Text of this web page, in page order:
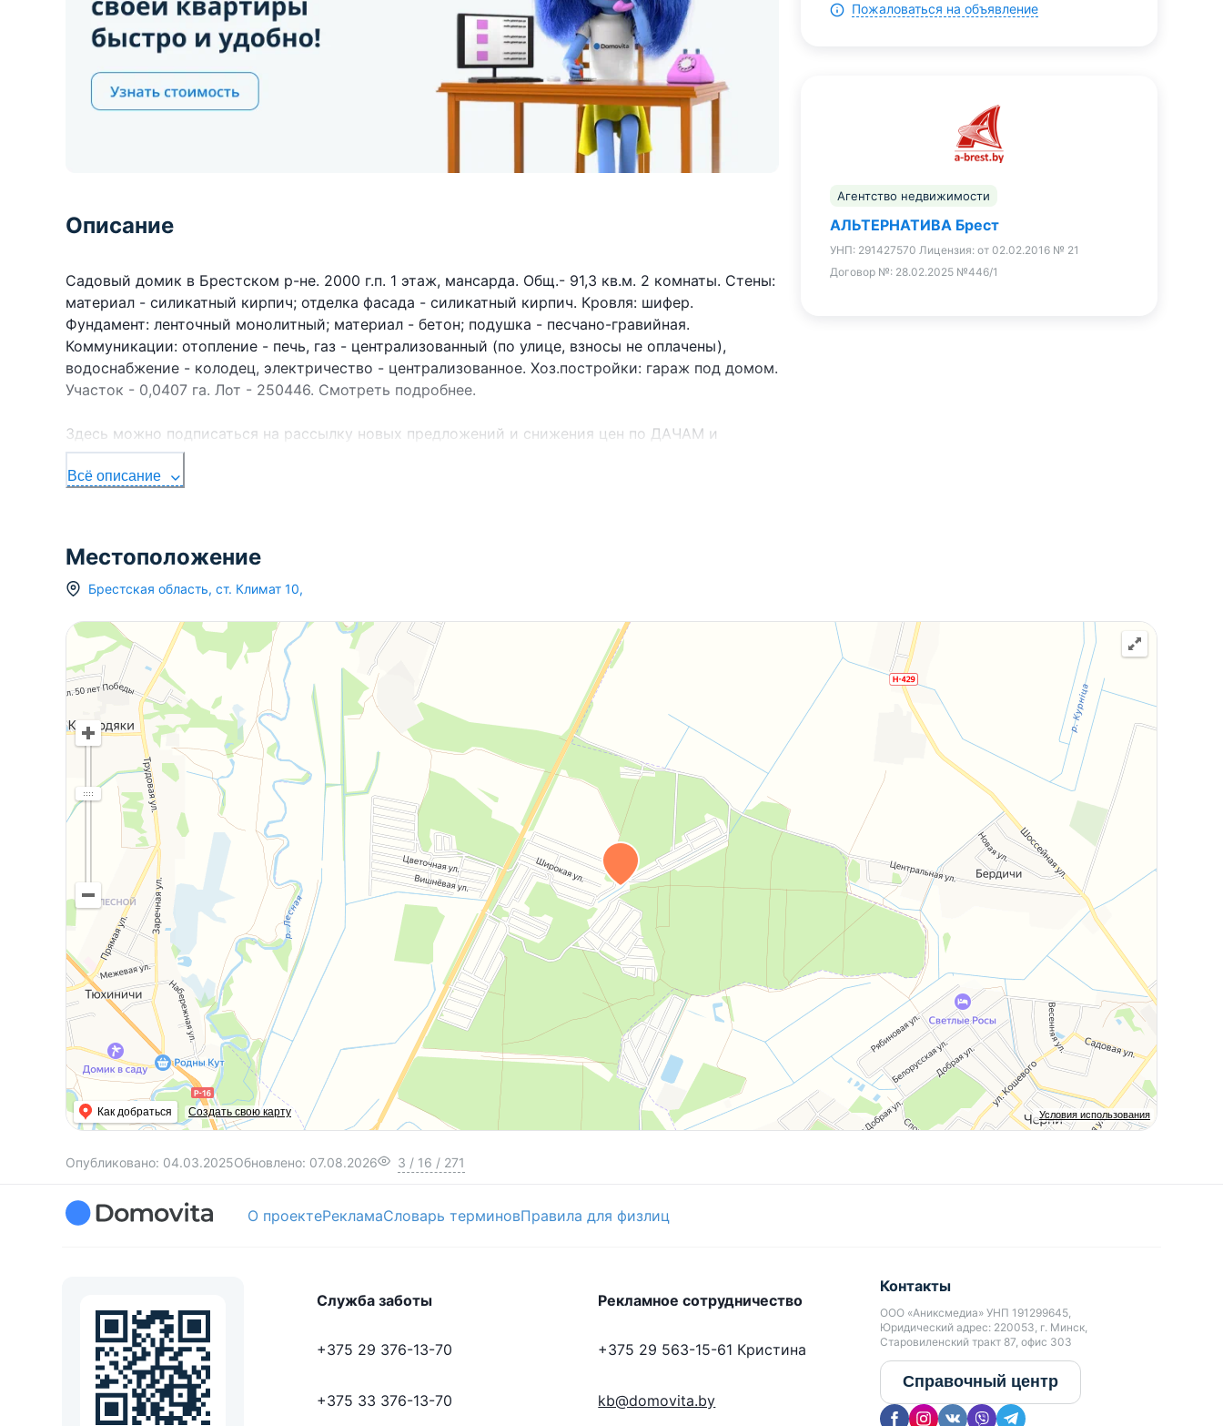
Описание
Садовый домик в Брестском р-не. 2000 г.п. 1 этаж, мансарда. Общ.- 91,3 кв.м. 2 комнаты. Стены:
материал - силикатный кирпич; отделка фасада - силикатный кирпич. Кровля: шифер.
Фундамент: ленточный монолитный; материал - бетон; подушка - песчано-гравийная.
Коммуникации: отопление - печь, газ - централизованный (по улице, взносы не оплачены),
водоснабжение - колодец, электричество - централизованное. Хоз.постройки: гараж под домом.
Участок - 0,0407 га. Лот - 250446. Смотреть подробнее.
Здесь можно подписаться на рассылку новых предложений и снижения цен по ДАЧАМ и
УЧАСТКАМ в Брестском регионе прямо Вам в Viber или Telegram ЗАО «АЛЬТЕРНАТИВА Брест».
УНП 291427570 Лицензия № 02240/303 от 02.02.2016г. Договор номер 446/1 от 28.02.2025
Всё описание
Пожаловаться на объявление
Агентство недвижимости
АЛЬТЕРНАТИВА Брест
УНП: 291427570 Лицензия: от 02.02.2016 № 21
Договор №: 28.02.2025 №446/1
Местоположение
Брестская область, ст. Климат 10,
Условия использования
Как добраться Создать свою карту
Опубликовано: 04.03.2025Обновлено: 07.08.2026 3 / 16 / 271
О проектеРекламаСловарь терминовПравила для физлиц
Служба заботы
+375 29 376-13-70
+375 33 376-13-70
Рекламное сотрудничество
+375 29 563-15-61 Кристина
kb@domovita.by
Контакты
ООО «Аниксмедиа» УНП 191299645,
Юридический адрес: 220053, г. Минск,
Старовиленский тракт 87, офис 303
Справочный центр